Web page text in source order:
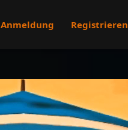
Anmeldung Registrieren